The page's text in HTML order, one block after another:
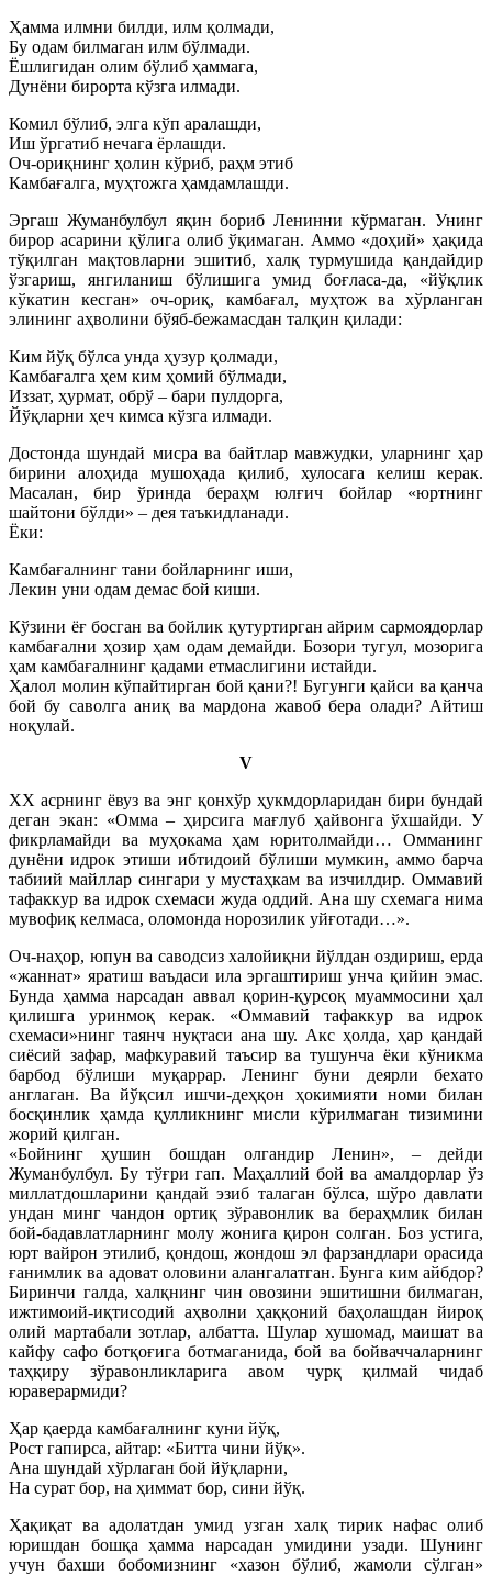
Ҳамма илмни билди, илм қолмади,
Бу одам билмаган илм бўлмади.
Ёшлигидан олим бўлиб ҳаммага,
Дунёни бирорта кўзга илмади.
Комил бўлиб, элга кўп аралашди,
Иш ўргатиб нечага ёрлашди.
Оч-ориқнинг ҳолин кўриб, раҳм этиб
Камбағалга, муҳтожга ҳамдамлашди.
Эргаш Жуманбулбул яқин бориб Ленинни кўрмаган. Унинг
бирор асарини қўлига олиб ўқимаган. Аммо «доҳий» ҳақида
тўқилган мақтовларни эшитиб, халқ турмушида қандайдир
ўзгариш, янгиланиш бўлишига умид боғласа-да, «йўқлик
кўкатин кесган» оч-ориқ, камбағал, муҳтож ва хўрланган
элининг аҳволини бўяб-бежамасдан талқин қилади:
Ким йўқ бўлса унда ҳузур қолмади,
Камбағалга ҳем ким ҳомий бўлмади,
Иззат, ҳурмат, обрў – бари пулдорга,
Йўқларни ҳеч кимса кўзга илмади.
Достонда шундай мисра ва байтлар мавжудки, уларнинг ҳар
бирини алоҳида мушоҳада қилиб, хулосага келиш керак.
Масалан, бир ўринда бераҳм юлғич бойлар «юртнинг
шайтони бўлди» – дея таъкидланади.
Ёки:
Камбағалнинг тани бойларнинг иши,
Лекин уни одам демас бой киши.
Кўзини ёғ босган ва бойлик қутуртирган айрим сармоядорлар
камбағални ҳозир ҳам одам демайди. Бозори тугул, мозорига
ҳам камбағалнинг қадами етмаслигини истайди.
Ҳалол молин кўпайтирган бой қани?! Бугунги қайси ва қанча
бой бу саволга аниқ ва мардона жавоб бера олади? Айтиш
ноқулай.
V
XX асрнинг ёвуз ва энг қонхўр ҳукмдорларидан бири бундай
деган экан: «Омма – ҳирсига мағлуб ҳайвонга ўхшайди. У
фикрламайди ва муҳокама ҳам юритолмайди… Омманинг
дунёни идрок этиши ибтидоий бўлиши мумкин, аммо барча
табиий майллар сингари у мустаҳкам ва изчилдир. Оммавий
тафаккур ва идрок схемаси жуда оддий. Ана шу схемага нима
мувофиқ келмаса, оломонда норозилик уйғотади…».
Оч-наҳор, юпун ва саводсиз халойиқни йўлдан оздириш, ерда
«жаннат» яратиш ваъдаси ила эргаштириш унча қийин эмас.
Бунда ҳамма нарсадан аввал қорин-қурсоқ муаммосини ҳал
қилишга уринмоқ керак. «Оммавий тафаккур ва идрок
схемаси»нинг таянч нуқтаси ана шу. Акс ҳолда, ҳар қандай
сиёсий зафар, мафкуравий таъсир ва тушунча ёки кўникма
барбод бўлиши муқаррар. Ленинг буни деярли бехато
англаган. Ва йўқсил ишчи-деҳқон ҳокимияти номи билан
босқинлик ҳамда қулликнинг мисли кўрилмаган тизимини
жорий қилган.
«Бойнинг ҳушин бошдан олгандир Ленин», – дейди
Жуманбулбул. Бу тўғри гап. Маҳаллий бой ва амалдорлар ўз
миллатдошларини қандай эзиб талаган бўлса, шўро давлати
ундан минг чандон ортиқ зўравонлик ва бераҳмлик билан
бой-бадавлатларнинг молу жонига қирон солган. Боз устига,
юрт вайрон этилиб, қондош, жондош эл фарзандлари орасида
ғанимлик ва адоват оловини алангалатган. Бунга ким айбдор?
Биринчи галда, халқнинг чин овозини эшитишни билмаган,
ижтимоий-иқтисодий аҳволни ҳаққоний баҳолашдан йироқ
олий мартабали зотлар, албатта. Шулар хушомад, маишат ва
кайфу сафо ботқоғига ботмаганида, бой ва бойваччаларнинг
таҳқиру зўравонликларига авом чурқ қилмай чидаб
юраверармиди?
Ҳар қаерда камбағалнинг куни йўқ,
Рост гапирса, айтар: «Битта чини йўқ».
Ана шундай хўрлаган бой йўқларни,
На сурат бор, на ҳиммат бор, сини йўқ.
Ҳақиқат ва адолатдан умид узган халқ тирик нафас олиб
юришдан бошқа ҳамма нарсадан умидини узади. Шунинг
учун бахши бобомизнинг «хазон бўлиб, жамоли сўлган»